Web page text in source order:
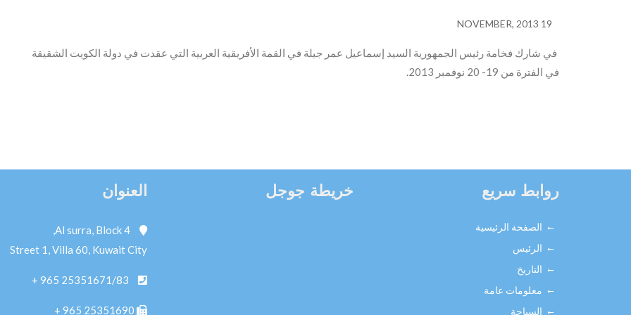
19 NOVEMBER, 2013
في شارك فخامة رئيس الجمهورية السيد إسماعيل عمر جيلة في القمة الأفريقية العربية التي عقدت في دولة الكويت الشقيقة
في الفترة من 19- 20 نوفمبر 2013.
روابط سريع
الصفحة الرئيسية
الرئيس
التاريخ
معلومات عامة
السياحة
خريطة جوجل العنوان
Street 1, Villa 60, Kuwait City
+ 965 25351671/83
+ 965 25351690